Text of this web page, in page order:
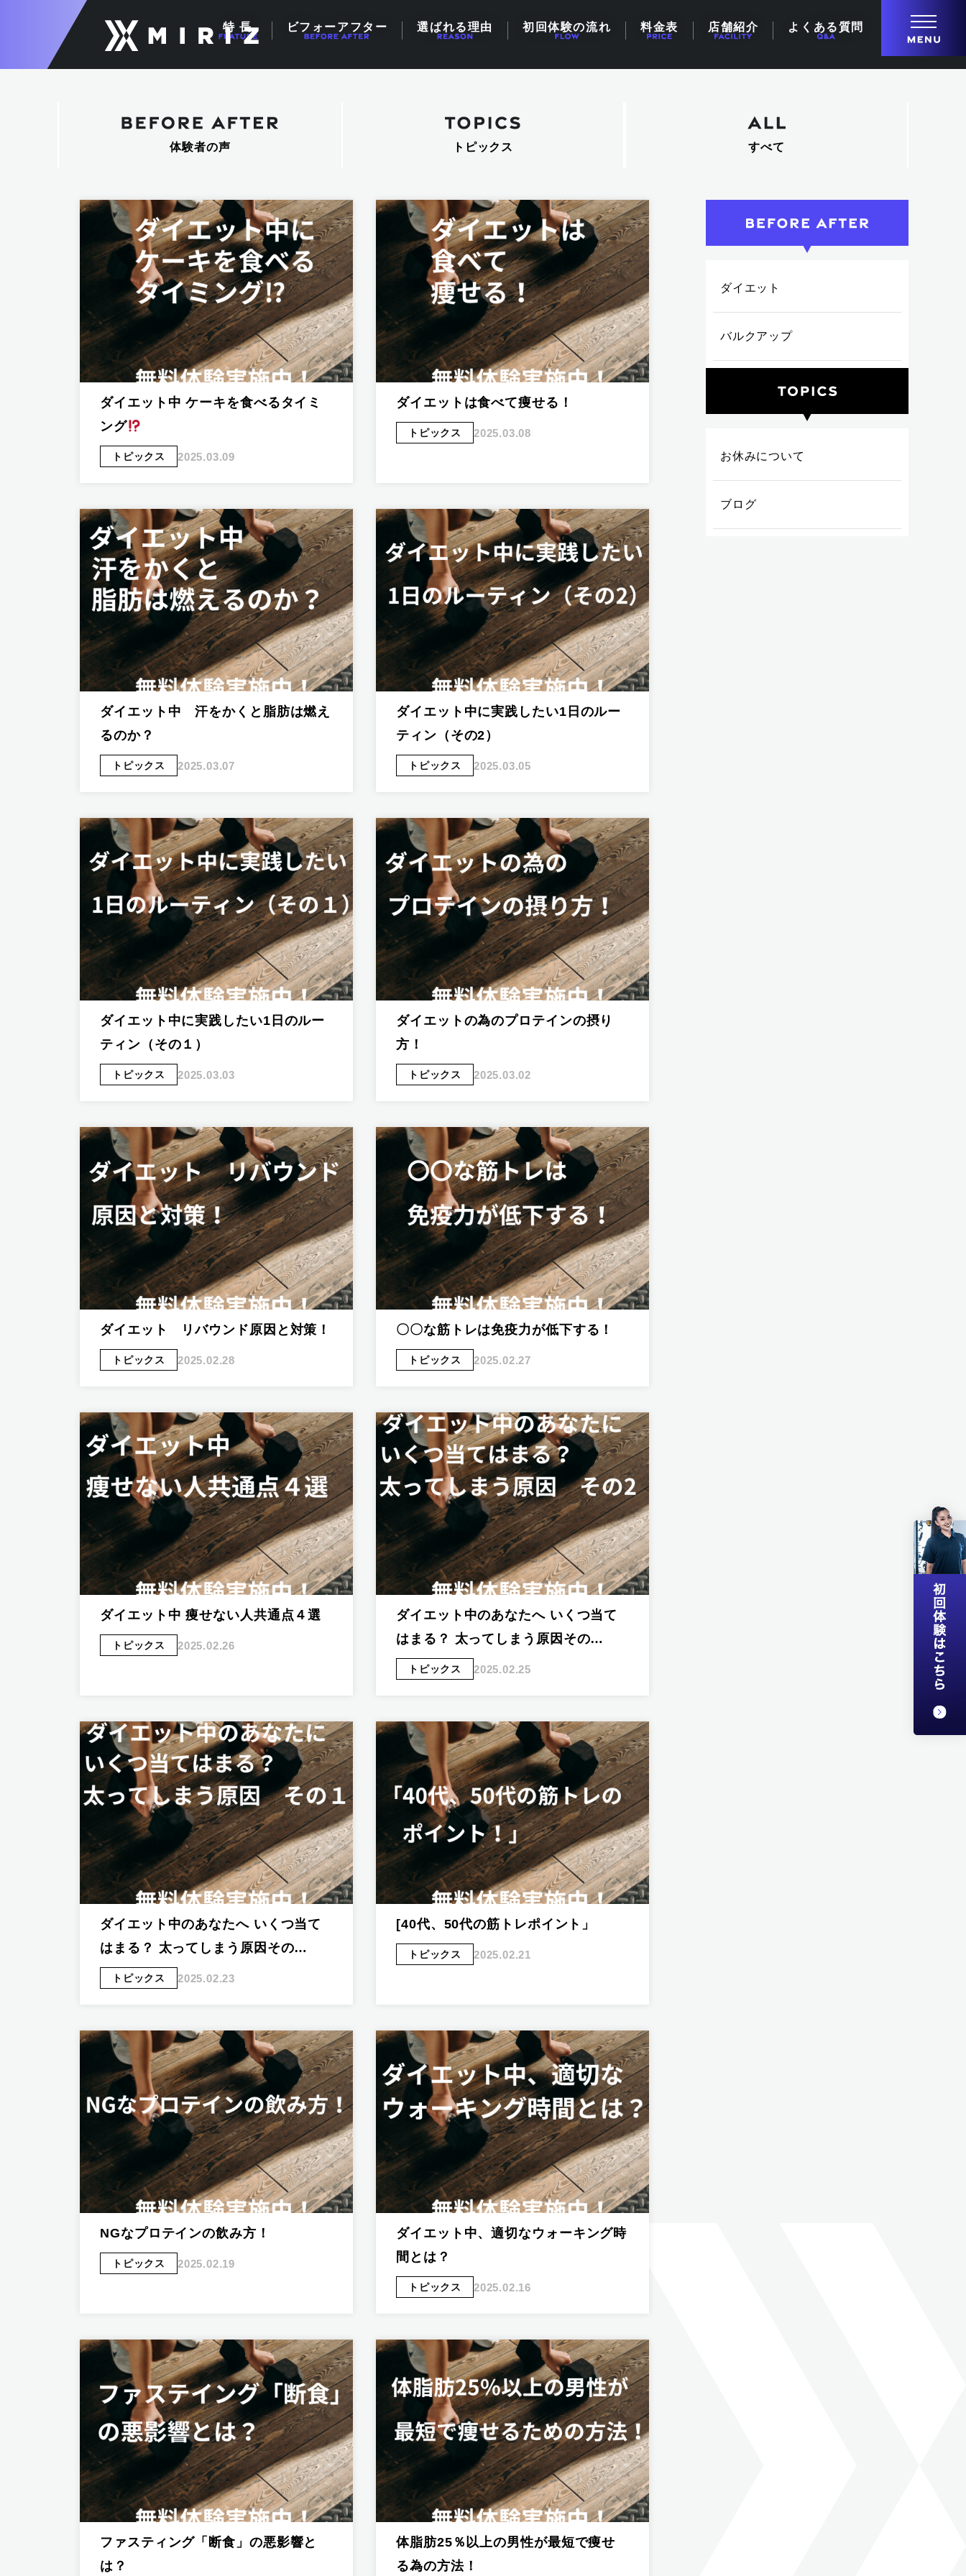
特 長 ビフォーアフター 選ばれる理由 初回体験の流れ 料金表 店舗紹介 よくある質問
体験者の声 トピックス すべて
ダイエット中 ケーキを食べるタイミ
ング
トピックス 2025.03.09
ダイエットは食べて痩せる！
トピックス 2025.03.08
ダイエット中 汗をかくと脂肪は燃え
るのか？
トピックス 2025.03.07
ダイエット中に実践したい1日のルー
ティン（その2）
トピックス 2025.03.05
ダイエット中に実践したい1日のルー
ティン（その１）
トピックス 2025.03.03
ダイエットの為のプロテインの摂り
方！
トピックス 2025.03.02
ダイエット リバウンド原因と対策！
トピックス 2025.02.28
〇〇な筋トレは免疫力が低下する！
トピックス 2025.02.27
ダイエット中 痩せない人共通点４選
トピックス 2025.02.26
ダイエット中のあなたへ いくつ当て
はまる？ 太ってしまう原因その…
トピックス 2025.02.25
ダイエット中のあなたへ いくつ当て
はまる？ 太ってしまう原因その…
トピックス 2025.02.23
[40代、50代の筋トレポイント」
トピックス 2025.02.21
NGなプロテインの飲み方！
トピックス 2025.02.19
ダイエット中、適切なウォーキング時
間とは？
トピックス 2025.02.16
ファスティング「断食」の悪影響と
は？
体脂肪25％以上の男性が最短で痩せ
る為の方法！
ダイエット
バルクアップ
お休みについて
ブログ